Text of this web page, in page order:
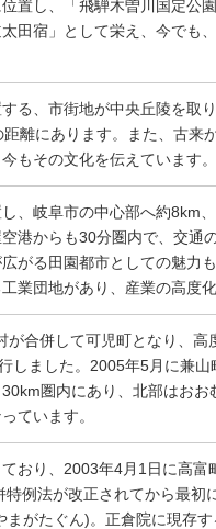
置し、「飛騨木曽川国定公
田宿」として栄え、今でも
る、市街地が中央丘陵を取
離にあります。また、古
もその文化を伝えています。
、岐阜市の中心部へ約8km
港からも30分圏内で、交通
がる田園都市としての魅力
業団地があり、産業の高度
合併して可児町となり、
しました。2005年5月に兼
圏内にあり、北部はお
ています。
おり、2003年4月1日に高
例法が改正されてから最
がたぐん)。正倉院に現存